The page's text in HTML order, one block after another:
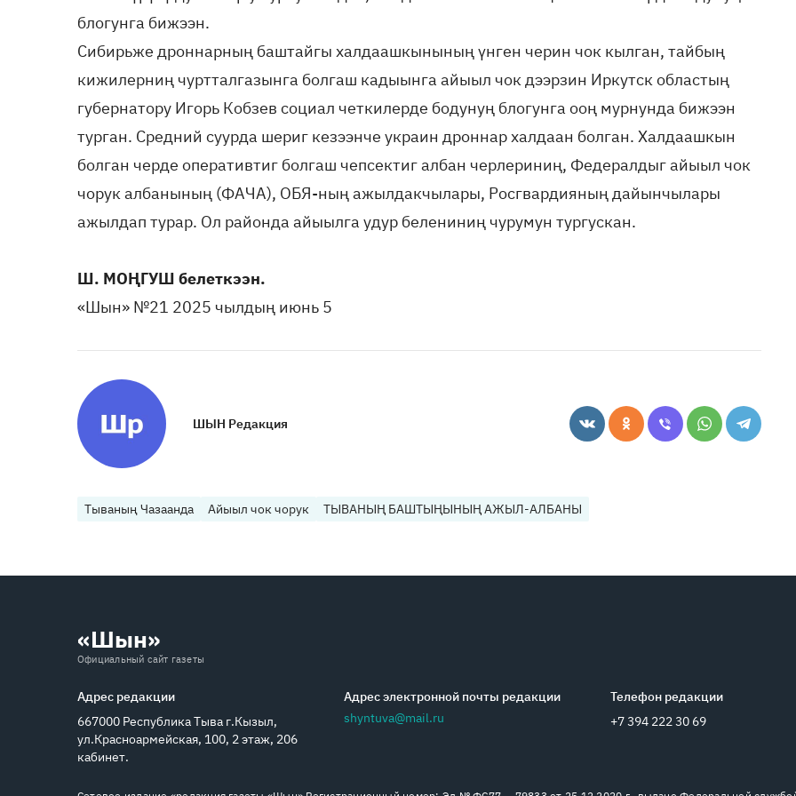
блогунга бижээн.
Сибирьже дроннарның баштайгы халдаашкынының үнген черин чок кылган, тайбың
кижилерниң чуртталгазынга болгаш кадыынга айыыл чок дээрзин Иркутск областың
губернатору Игорь Кобзев социал четкилерде бодунуң блогунга ооң мурнунда бижээн
турган. Средний суурда шериг кезээнче украин дроннар халдаан болган. Халдаашкын
болган черде оперативтиг болгаш чепсектиг албан черлериниң, Федералдыг айыыл чок
чорук албанының (ФАЧА), ОБЯ-ның ажылдакчылары, Росгвардияның дайынчылары
ажылдап турар. Ол районда айыылга удур белениниң чурумун тургускан.
Ш. МОҢГУШ белеткээн.
«Шын» №21 2025 чылдың июнь 5
ШЫН Редакция
Тываның Чазаанда Айыыл чок чорук ТЫВАНЫҢ БАШТЫҢЫНЫҢ АЖЫЛ-АЛБАНЫ
«Шын»
Официальный сайт газеты
Адрес редакции
667000 Республика Тыва г.Кызыл,
ул.Красноармейская, 100, 2 этаж, 206
кабинет.
Адрес электронной почты редакции
shyntuva@mail.ru
Телефон редакции
+7 394 222 30 69